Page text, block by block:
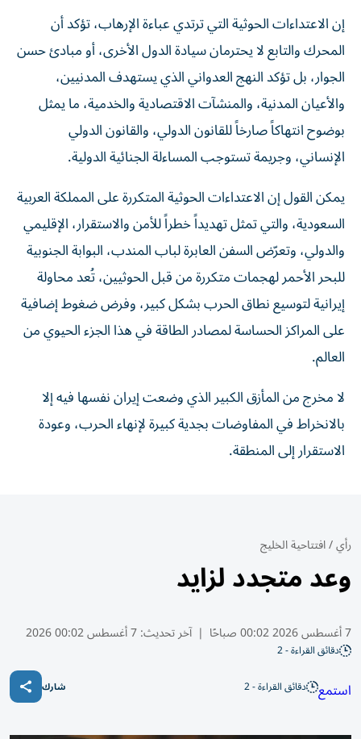
إن الاعتداءات الحوثية التي ترتدي عباءة الإرهاب، تؤكد أن
المحرك والتابع لا يحترمان سيادة الدول الأخرى، أو مبادئ حسن
الجوار، بل تؤكد النهج العدواني الذي يستهدف المدنيين،
والأعيان المدنية، والمنشآت الاقتصادية والخدمية، ما يمثل
بوضوح انتهاكاً صارخاً للقانون الدولي، والقانون الدولي
الإنساني، وجريمة تستوجب المساءلة الجنائية الدولية.
يمكن القول إن الاعتداءات الحوثية المتكررة على المملكة العربية
السعودية، والتي تمثل تهديداً خطراً للأمن والاستقرار، الإقليمي
والدولي، وتعرّض السفن العابرة لباب المندب، البوابة الجنوبية
للبحر الأحمر لهجمات متكررة من قبل الحوثيين، تُعد محاولة
إيرانية لتوسيع نطاق الحرب بشكل كبير، وفرض ضغوط إضافية
على المراكز الحساسة لمصادر الطاقة في هذا الجزء الحيوي من
العالم.
لا مخرج من المأزق الكبير الذي وضعت إيران نفسها فيه إلا
بالانخراط في المفاوضات بجدية كبيرة لإنهاء الحرب، وعودة
الاستقرار إلى المنطقة.
رأي/افتتاحية الخليج
وعد متجدد لزايد
7 أغسطس 2026 00:02 صباحًا | آخر تحديث:7 أغسطس 00:02 2026
دقائق القراءة - 2
استمع دقائق القراءة - 2 شارك